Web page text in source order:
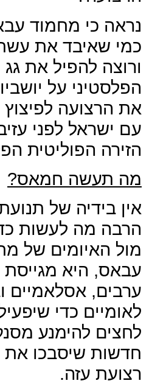
נראה כי מחמוד
כמי שאיבד את
ורוצה להפיל את
הפלסטיני על
את הרצועה
עם ישראל לפני
הזירה הפוליטית
מה תעשה חמאס?
אין בידיה של
הרבה מה לעשות
מול האיומים של
עבאס, היא מגייסת
ערבים, אסלאמיים
לאומיים כדי
לחצים להימנע
חדשות שיסבכו
רצועת עזה.